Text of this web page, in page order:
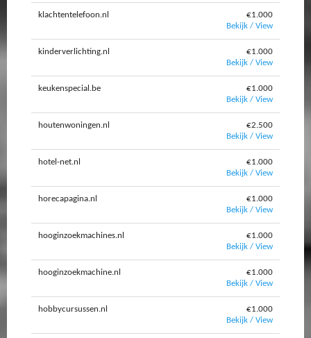
klachtentelefoon.nl
€1.000
Bekijk / View
kinderverlichting.nl
€1.000
Bekijk / View
keukenspecial.be
€1.000
Bekijk / View
houtenwoningen.nl
€2.500
Bekijk / View
hotel-net.nl
€1.000
Bekijk / View
horecapagina.nl
€1.000
Bekijk / View
hooginzoekmachines.nl
€1.000
Bekijk / View
hooginzoekmachine.nl
€1.000
Bekijk / View
hobbycursussen.nl
€1.000
Bekijk / View